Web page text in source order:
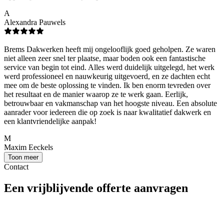
A
Alexandra Pauwels
Brems Dakwerken heeft mij ongelooflijk goed geholpen. Ze waren
niet alleen zeer snel ter plaatse, maar boden ook een fantastische
service van begin tot eind. Alles werd duidelijk uitgelegd, het werk
werd professioneel en nauwkeurig uitgevoerd, en ze dachten echt
mee om de beste oplossing te vinden. Ik ben enorm tevreden over
het resultaat en de manier waarop ze te werk gaan. Eerlijk,
betrouwbaar en vakmanschap van het hoogste niveau. Een absolute
aanrader voor iedereen die op zoek is naar kwalitatief dakwerk en
een klantvriendelijke aanpak!
M
Maxim Eeckels
Toon meer
Contact
Een vrijblijvende offerte aanvragen